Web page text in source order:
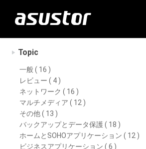
Topic
一般 ( 16 )
レビュー ( 4 )
ネットワーク ( 16 )
マルチメディア ( 12 )
その他 ( 13 )
バックアップとデータ保護 ( 18 )
ホームとSOHOアプリケーション ( 12 )
ビジネスアプリケーション ( 6 )